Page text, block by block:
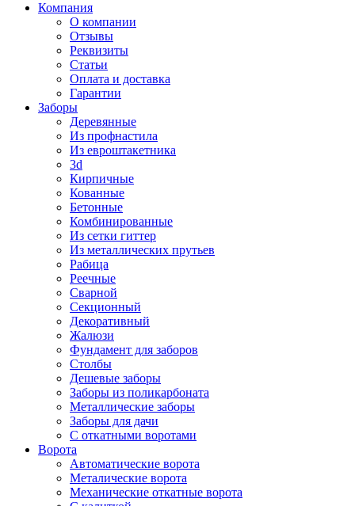
Компания
О компании
Отзывы
Реквизиты
Статьи
Оплата и доставка
Гарантии
Заборы
Деревянные
Из профнастила
Из евроштакетника
3d
Кирпичные
Кованные
Бетонные
Комбинированные
Из сетки гиттер
Из металлических прутьев
Рабица
Реечные
Сварной
Секционный
Декоративный
Жалюзи
Фундамент для заборов
Столбы
Дешевые заборы
Заборы из поликарбоната
Металлические заборы
Заборы для дачи
С откатными воротами
Ворота
Автоматические ворота
Металические ворота
Механические откатные ворота